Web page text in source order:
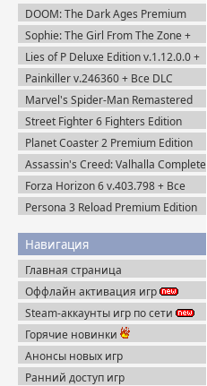
DOOM: The Dark Ages Premium
Edition + Все DLC (2025) Пиратка
Sophie: The Girl From The Zone +
DLC (2026) Пиратка
Lies of P Deluxe Edition v.1.12.0.0 +
Все DLC (2023) Пиратка
Painkiller v.246360 + Все DLC
(2025) Portable
Marvel's Spider-Man Remastered
v.4.630.0.0 + Все DLC (2022)
Пиратка
Street Fighter 6 Fighters Edition
(2023) Steam-Rip
Planet Coaster 2 Premium Edition
(2024) Steam-Rip
Assassin's Creed: Valhalla Complete
Edition v.1.7.0 (2020) Пиратка
Forza Horizon 6 v.403.798 + Все
DLC (2026) Пиратка
Persona 3 Reload Premium Edition
Навигация
Главная страница
Оффлайн активация игр
Steam-аккаунты игр по сети
Горячие новинки
Анонсы новых игр
Ранний доступ игр